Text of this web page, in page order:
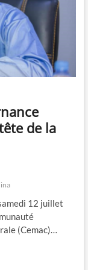
de la
12 juillet
(Cemac)…